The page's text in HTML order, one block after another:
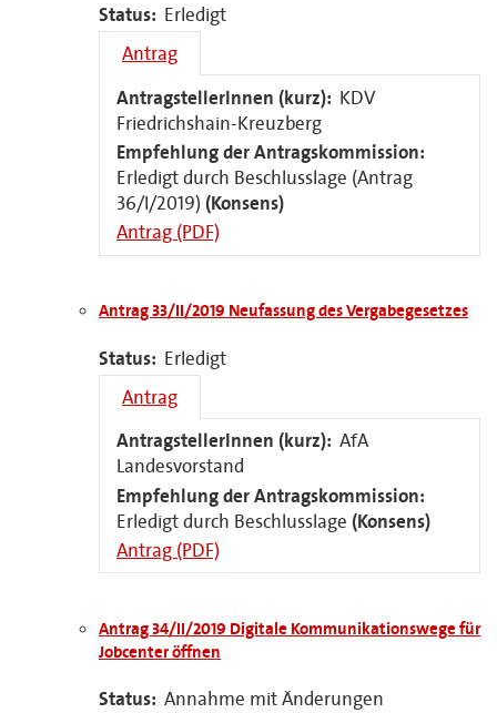
Status: Erledigt
Antrag
AntragstellerInnen (kurz): KDV
Friedrichshain-Kreuzberg
Empfehlung der Antragskommission:
Erledigt durch Beschlusslage (Antrag
36/I/2019) (Konsens)
Antrag (PDF)
Antrag 33/II/2019 Neufassung des Vergabegesetzes
Status: Erledigt
Antrag
AntragstellerInnen (kurz): AfA
Landesvorstand
Empfehlung der Antragskommission:
Erledigt durch Beschlusslage (Konsens)
Antrag (PDF)
Antrag 34/II/2019 Digitale Kommunikationswege für
Jobcenter öffnen
Status: Annahme mit Änderungen